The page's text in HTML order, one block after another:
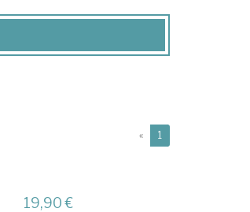
« 1
19,90 €